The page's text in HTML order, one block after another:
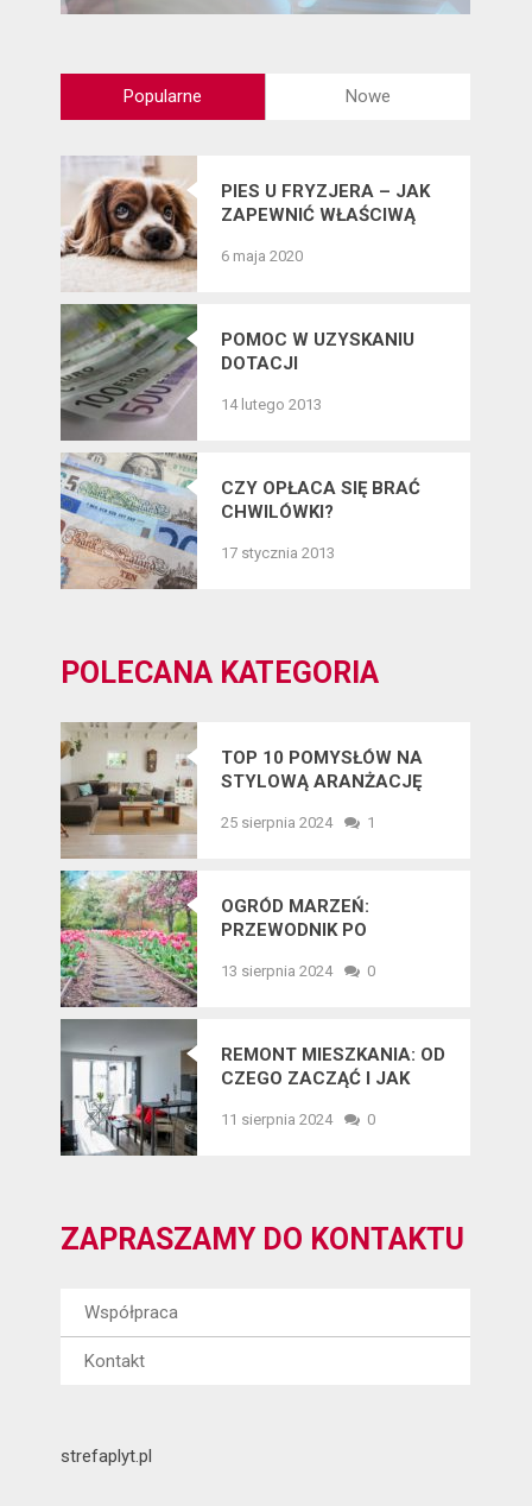
Popularne Nowe
PIES U FRYZJERA – JAK
ZAPEWNIĆ WŁAŚCIWĄ
CZWORONOGÓW?
6 maja 2020
POMOC W UZYSKANIU
DOTACJI
14 lutego 2013
CZY OPŁACA SIĘ BRAĆ
CHWILÓWKI?
17 stycznia 2013
POLECANA KATEGORIA
TOP 10 POMYSŁÓW NA
STYLOWĄ ARANŻACJĘ
25 sierpnia 2024 1
OGRÓD MARZEŃ:
PRZEWODNIK PO
TRENDACH
13 sierpnia 2024 0
REMONT MIESZKANIA: OD
CZEGO ZACZĄĆ I JAK
11 sierpnia 2024 0
ZAPRASZAMY DO KONTAKTU
Współpraca
Kontakt
strefaplyt.pl